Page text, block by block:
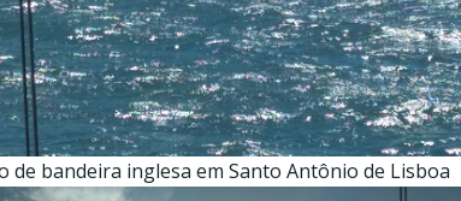
de bandeira inglesa em Santo Antônio de Lisboa